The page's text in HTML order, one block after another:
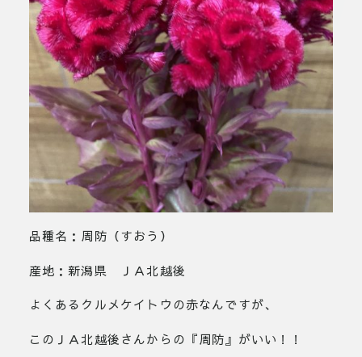
品種名：周防（すおう）
産地：新潟県 ＪＡ北越後
よくあるクルメケイトウの赤なんですが、
このＪＡ北越後さんからの『周防』がいい！！